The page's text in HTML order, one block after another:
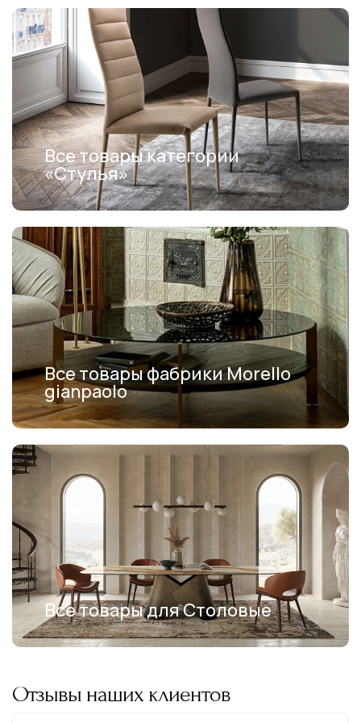
Все товары категории
«Стулья»
Все товары фабрики Morello
gianpaolo
Все товары для Столовые
Отзывы наших клиентов